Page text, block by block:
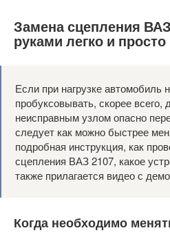
Замена сцепления
руками легко и просто
Если при нагрузке автомобиль
пробуксовывать, скорее
неисправным узлом опасно
следует как можно быстрее
подробная инструкция, как
сцепления ВАЗ 2107, какое
также прилагается видео с
Когда необходимо